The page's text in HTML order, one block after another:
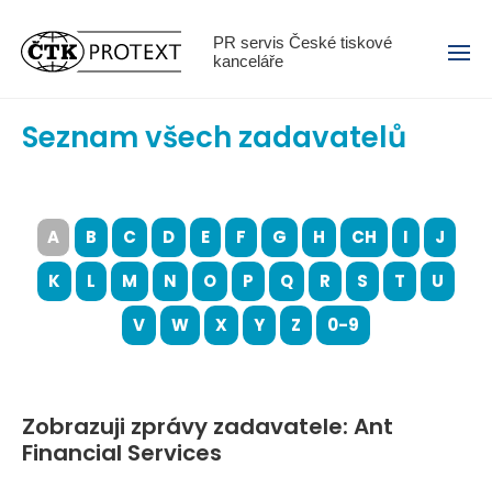
PR servis České tiskové
kanceláře
Menu
Seznam všech zadavatelů
A B C D E F G H CH I
J
K
L M N O P Q R S T
U
V
W X Y Z 0-9
Zobrazuji zprávy zadavatele: Ant
Financial Services